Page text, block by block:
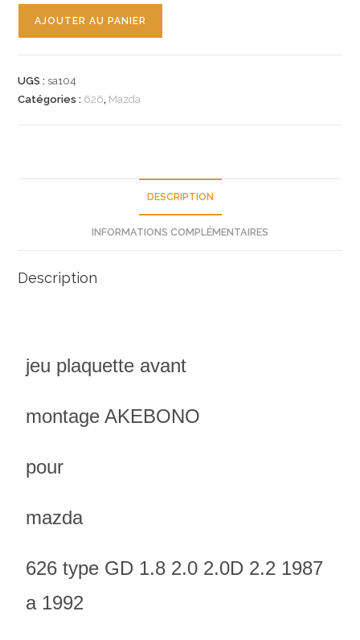
plaquette
AJOUTER AU PANIER
UGS : sa104
Catégories : 626, Mazda
DESCRIPTION
INFORMATIONS COMPLÉMENTAIRES
Description
jeu plaquette avant
montage AKEBONO
pour
mazda
626 type GD 1.8 2.0 2.0D 2.2 1987
a 1992